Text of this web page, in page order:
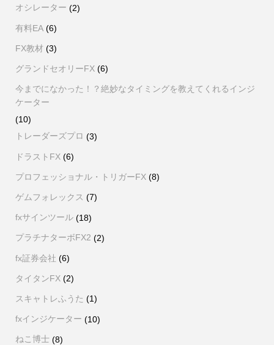
オシレーター (2)
有料EA(6)
FX教材(3)
グランドセオリーFX(6)
今までになかった！？絶妙なタイミングを教えてくれるインジ
ケーター
(10)
トレーダーズプロ (3)
ドラストFX(6)
プロフェッショナル・トリガーFX(8)
ゲムフォレックス (7)
fxサインツール(18)
プラチナターボFX2 (2)
fx証券会社 (6)
タイタンFX(2)
スキャトレふうた (1)
fxインジケーター (10)
ねこ博士(8)